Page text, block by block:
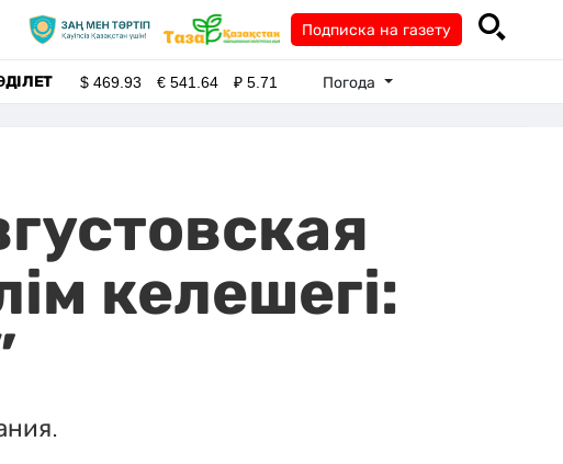
Подписка на газету
$469.93 €541.64 ₽5.71 Погода
келешегі: